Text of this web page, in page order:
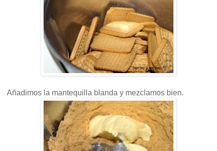
Añadimos la mantequilla blanda y mezclamos bien.